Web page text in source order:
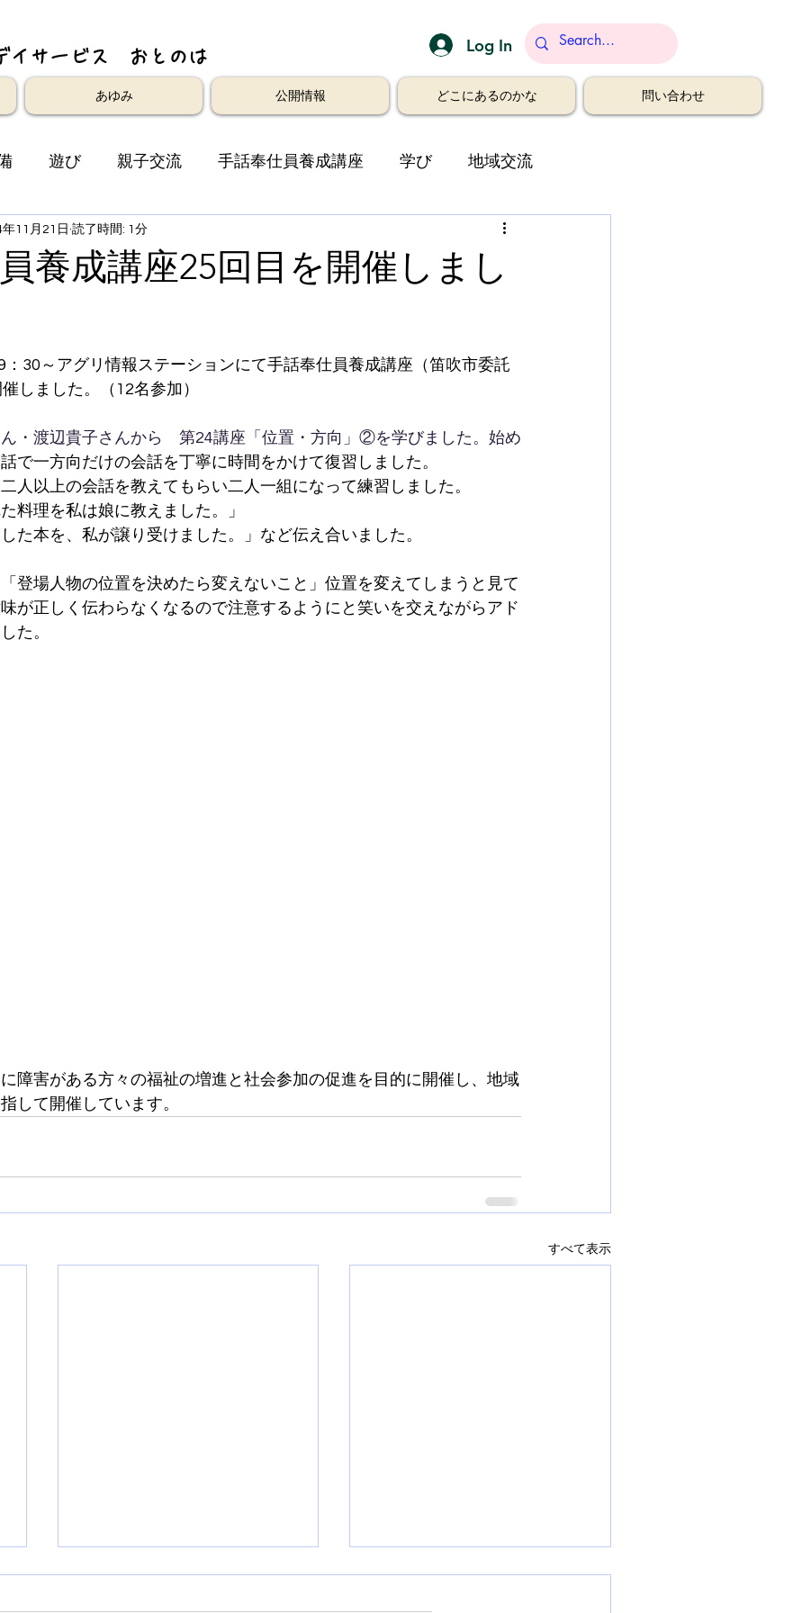
イサービス おとのは
あゆみ 公開情報 どこにあるのかな 問い合わせ
遊び 親子交流 手話奉仕員養成講座 学び 地域交流
養成講座25回目を開催しまし
11月21日 読了時間: 1分
30～アグリ情報ステーションにて手話奉仕員養成講座（笛吹市委託
しました。（12名参加）
・渡辺貴子さんから　第24講座「位置・方向」②を学びました。始め
で一方向だけの会話を丁寧に時間をかけて復習しました。
人以上の会話を教えてもらい二人一組になって練習しました。
料理を私は娘に教えました。」
た本を、私が譲り受けました。」など伝え合いました。
登場人物の位置を決めたら変えないこと」位置を変えてしまうと見て
が正しく伝わらなくなるので注意するようにと笑いを交えながらアド
た。
障害がある方々の福祉の増進と社会参加の促進を目的に開催し、地域
して開催しています。
すべて表示
Log In